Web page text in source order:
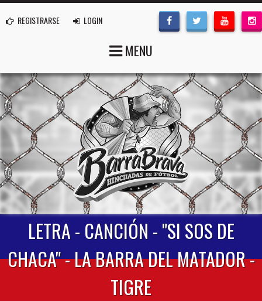
REGISTRARSE LOGIN
MENU
LETRA - CANCIÓN - "SI SOS DE
CHACA" - LA BARRA DEL MATADOR -
TIGRE